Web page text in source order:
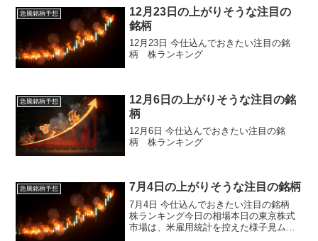
国の雇用統計下方修正を受けた9月の25bp
利...
急騰銘柄予想
12月23日の上がりそうな注目の
銘柄
12月23日 今仕込んでおきたい注目の銘
柄 株ランキング
急騰銘柄予想
12月6日の上がりそうな注目の銘
柄
12月6日 今仕込んでおきたい注目の銘
柄 株ランキング
急騰銘柄予想 7月4日の上がりそうな注目の銘柄
7月4日 今仕込んでおきたい注目の銘柄
株ランキング今日の相場本日の東京株式
市場は、米雇用統計を控えた様子見ムー